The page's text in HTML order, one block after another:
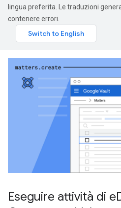
lingua preferita. Le traduzioni
contenere errori.
Eseguire attività di e